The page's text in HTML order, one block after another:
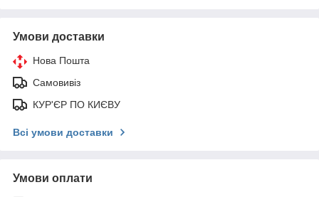
Умови доставки
Нова Пошта
Самовивіз
КУР'ЄР ПО КИЄВУ
Всі умови доставки
Умови оплати